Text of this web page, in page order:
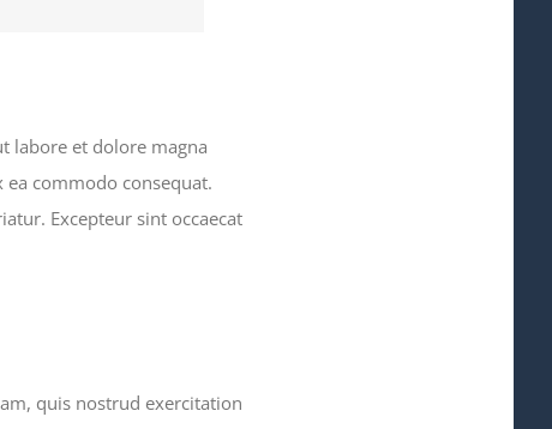
labore et dolore magna
commodo consequat.
Excepteur sint occaecat
quis nostrud exercitation